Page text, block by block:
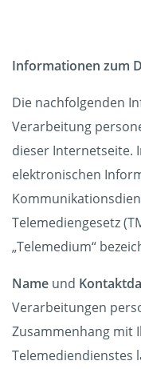
Informationen zum
Die nachfolgenden
Verarbeitung
dieser Internetseite.
elektronischen
Telemediengesetz
„Telemedium“
Name und
Verarbeitungen
Zusammenhang mit
Telemediendienstes